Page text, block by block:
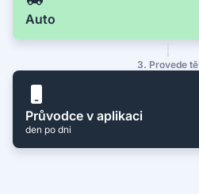
Auto
3. Provede tě
Průvodce v aplikaci
den po dni